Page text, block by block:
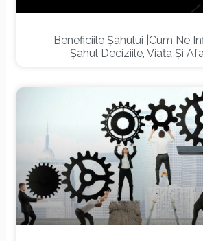
Beneficiile Șahului |Cum Ne
Șahul Deciziile, Viața Și